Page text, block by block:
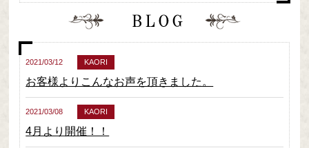
2021/03/12 KAORI
お客様よりこんなお声を頂きました。
2021/03/08 KAORI
4月より開催！！